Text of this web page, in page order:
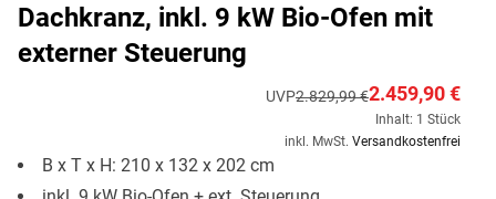
Dachkranz, inkl. 9 kW Bio-Ofen mit
externer Steuerung
UVP2.829,99 €2.459,90 €
Inhalt: 1 Stück
inkl. MwSt. Versandkostenfrei
B x T x H: 210 x 132 x 202 cm